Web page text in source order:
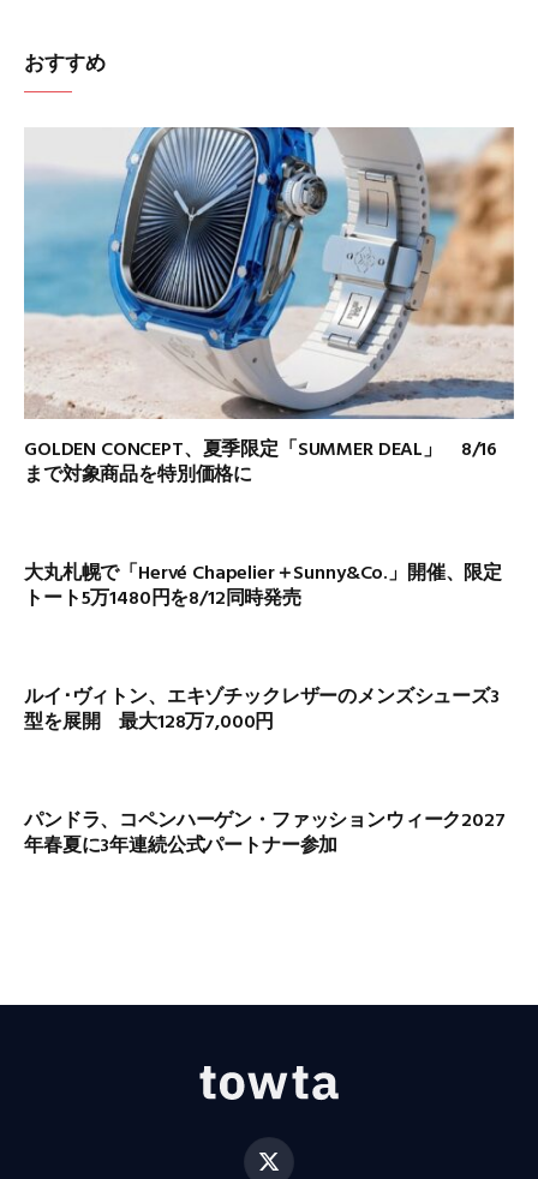
おすすめ
GOLDEN CONCEPT、夏季限定「SUMMER DEAL」 8/16
まで対象商品を特別価格に
大丸札幌で「Hervé Chapelier＋Sunny&Co.」開催、限定
トート5万1480円を8/12同時発売
ルイ･ヴィトン、エキゾチックレザーのメンズシューズ3
型を展開 最大128万7,000円
パンドラ、コペンハーゲン・ファッションウィーク2027
年春夏に3年連続公式パートナー参加
X